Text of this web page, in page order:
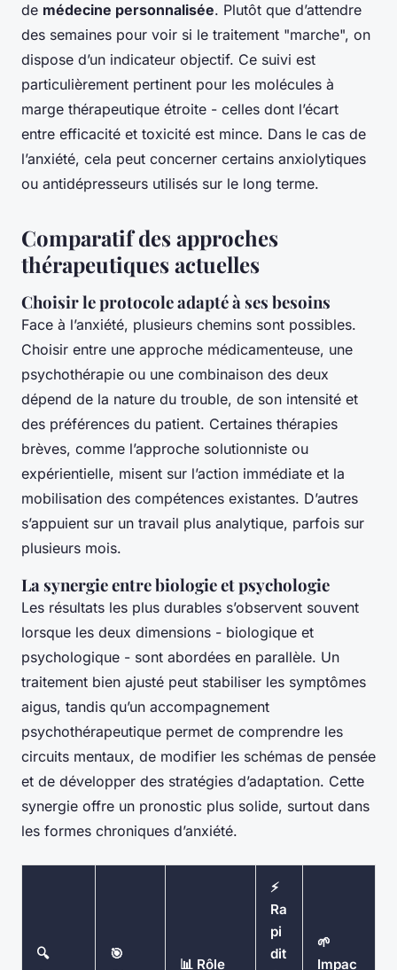
de médecine personnalisée. Plutôt que d’attendre
des semaines pour voir si le traitement "marche", on
dispose d’un indicateur objectif. Ce suivi est
particulièrement pertinent pour les molécules à
marge thérapeutique étroite - celles dont l’écart
entre efficacité et toxicité est mince. Dans le cas de
l’anxiété, cela peut concerner certains anxiolytiques
ou antidépresseurs utilisés sur le long terme.
Comparatif des approches
thérapeutiques actuelles
Choisir le protocole adapté à ses besoins
Face à l’anxiété, plusieurs chemins sont possibles.
Choisir entre une approche médicamenteuse, une
psychothérapie ou une combinaison des deux
dépend de la nature du trouble, de son intensité et
des préférences du patient. Certaines thérapies
brèves, comme l’approche solutionniste ou
expérientielle, misent sur l’action immédiate et la
mobilisation des compétences existantes. D’autres
s’appuient sur un travail plus analytique, parfois sur
plusieurs mois.
La synergie entre biologie et psychologie
Les résultats les plus durables s’observent souvent
lorsque les deux dimensions - biologique et
psychologique - sont abordées en parallèle. Un
traitement bien ajusté peut stabiliser les symptômes
aigus, tandis qu’un accompagnement
psychothérapeutique permet de comprendre les
circuits mentaux, de modifier les schémas de pensée
et de développer des stratégies d’adaptation. Cette
synergie offre un pronostic plus solide, surtout dans
les formes chroniques d’anxiété.
🔍
🎯
📊 Rôle
⚡
Ra
pi
dit
🌱
Impac